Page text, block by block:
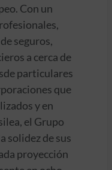
Con un
seguros,
a cerca de
particulares
que
y en
el Grupo
solidez de sus
proyección